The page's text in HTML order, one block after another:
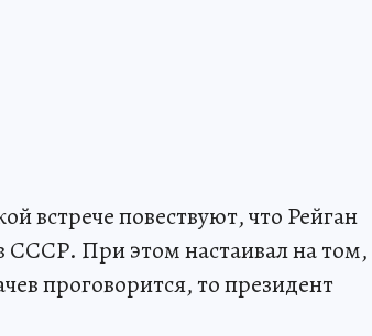
встрече повествуют, что Рейган
СССР. При этом настаивал на том,
проговорится, то президент